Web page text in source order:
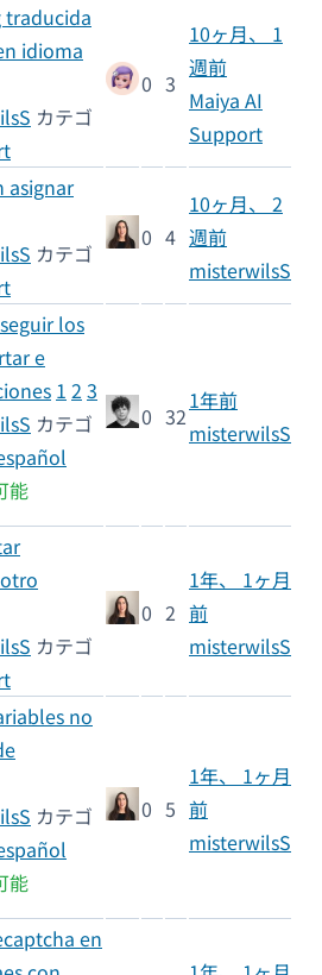
idioma
カテゴ
0 3
10ヶ月、 1
週前
Maiya AI
Support
asignar
カテゴ
0 4
10ヶ月、 2
週前
misterwilsS
los
e
1 2 3
カテゴ
能
0 32
1年前
misterwilsS
カテゴ
0 2
1年、 1ヶ月
前
misterwilsS
no
カテゴ
能
0 5
1年、 1ヶ月
前
misterwilsS
en